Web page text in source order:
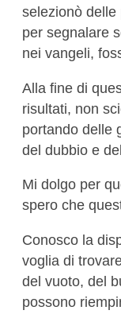
selezionò delle
per segnalare
nei vangeli,
Alla fine di
risultati, non
portando delle
del dubbio e
Mi dolgo per
spero che
Conosco la
voglia di
del vuoto, del
possono